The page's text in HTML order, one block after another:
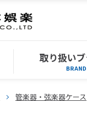
取り扱い
BRAND
管楽器・弦楽器ケース